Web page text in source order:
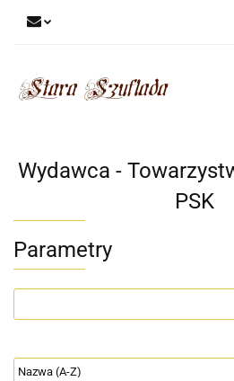
Wydawca -
PSK
Parametry